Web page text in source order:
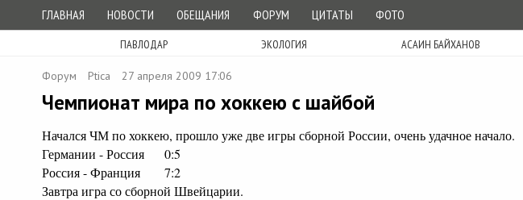
ГЛАВНАЯ НОВОСТИ ОБЕЩАНИЯ ФОРУМ ЦИТАТЫ ФОТО
ПАВЛОДАР ЭКОЛОГИЯ АСАИН БАЙХАНОВ
Форум Ptica 27 апреля 2009 17:06
Чемпионат мира по хоккею с шайбой
Начался ЧМ по хоккею, прошло уже две игры сборной России, очень удачное начало.
Германии - Россия 0:5
Россия - Франция 7:2
Завтра игра со сборной Швейцарии.